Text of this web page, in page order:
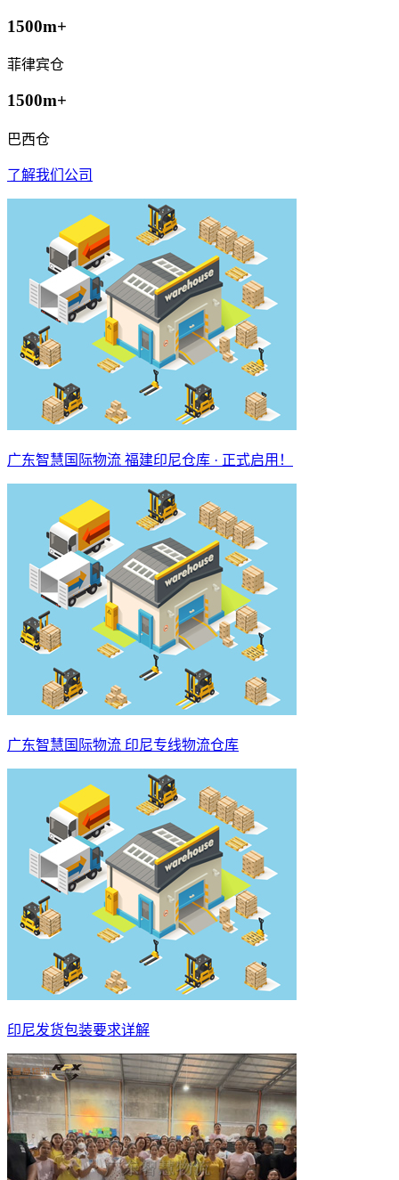
1500m+
菲律宾仓
1500m+
巴西仓
了解我们公司
广东智慧国际物流 福建印尼仓库 · 正式启用！
广东智慧国际物流 印尼专线物流仓库
印尼发货包装要求详解